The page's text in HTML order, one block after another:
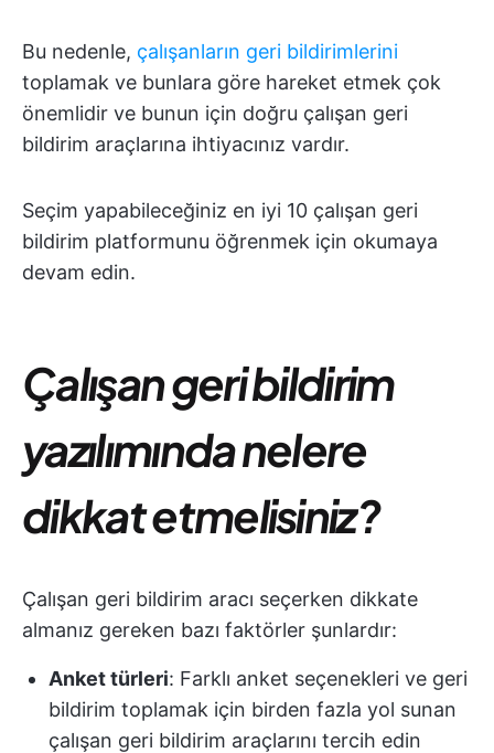
Bu nedenle, çalışanların geri bildirimlerini
toplamak ve bunlara göre hareket etmek çok
önemlidir ve bunun için doğru çalışan geri
bildirim araçlarına ihtiyacınız vardır.
Seçim yapabileceğiniz en iyi 10 çalışan geri
bildirim platformunu öğrenmek için okumaya
devam edin.
Çalışan geri bildirim
yazılımında nelere
dikkat etmelisiniz?
Çalışan geri bildirim aracı seçerken dikkate
almanız gereken bazı faktörler şunlardır:
Anket türleri: Farklı anket seçenekleri ve geri
bildirim toplamak için birden fazla yol sunan
çalışan geri bildirim araçlarını tercih edin